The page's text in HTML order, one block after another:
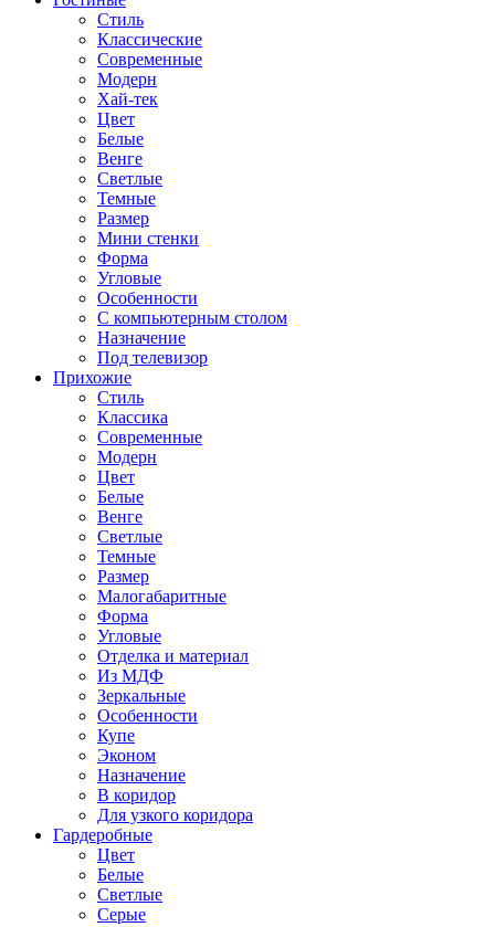
Стиль
Классические
Современные
Модерн
Хай-тек
Цвет
Белые
Венге
Светлые
Темные
Размер
Мини стенки
Форма
Угловые
Особенности
С компьютерным столом
Назначение
Под телевизор
Прихожие
Стиль
Классика
Современные
Модерн
Цвет
Белые
Венге
Светлые
Темные
Размер
Малогабаритные
Форма
Угловые
Отделка и материал
Из МДФ
Зеркальные
Особенности
Купе
Эконом
Назначение
В коридор
Для узкого коридора
Гардеробные
Цвет
Белые
Светлые
Серые